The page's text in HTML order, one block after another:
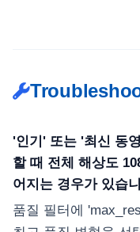
'인기' 또는 '최신 동
할 때 전체 해상도
어지는 경우가 있습
품질 필터에